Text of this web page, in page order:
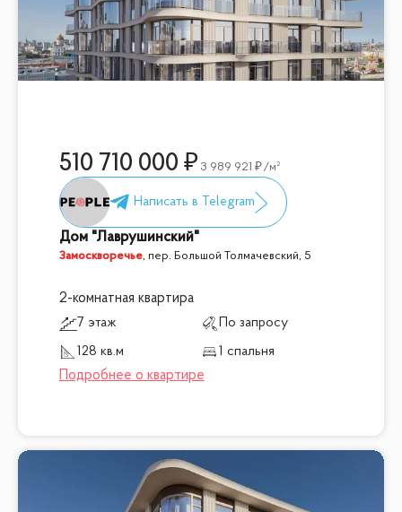
510 710 000 3 989 921 /м²
Дом "Лаврушинский"
Замоскворечье, пер. Большой Толмачевский, 5
2-комнатная квартира
7 этаж
По запросу
128 кв.м
1 спальня